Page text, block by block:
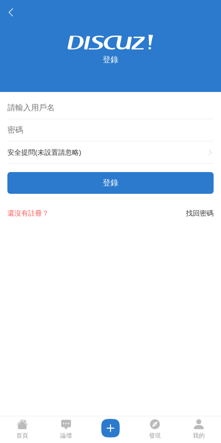
登錄
安全提問(未設置請忽略)
登錄
找回密碼
還沒有註冊？
首頁 論壇 發現 我的